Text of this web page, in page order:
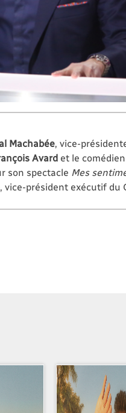
Machabée, vice-
Avard et le comédien
son spectacle Mes
, vice-président exécutif du